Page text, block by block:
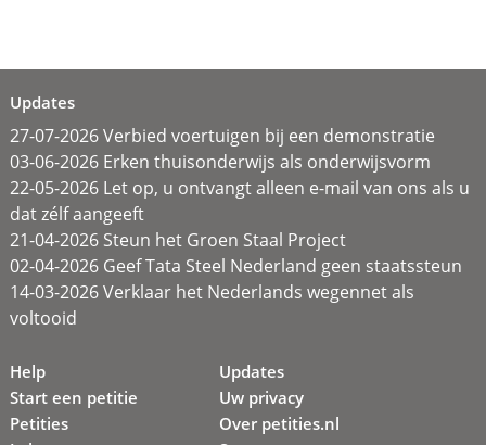
Updates
27-07-2026 Verbied voertuigen bij een demonstratie
03-06-2026 Erken thuisonderwijs als onderwijsvorm
22-05-2026 Let op, u ontvangt alleen e-mail van ons als u
dat zélf aangeeft
21-04-2026 Steun het Groen Staal Project
02-04-2026 Geef Tata Steel Nederland geen staatssteun
14-03-2026 Verklaar het Nederlands wegennet als
voltooid
Help
Start een petitie
Petities
Updates
Uw privacy
Over petities.nl